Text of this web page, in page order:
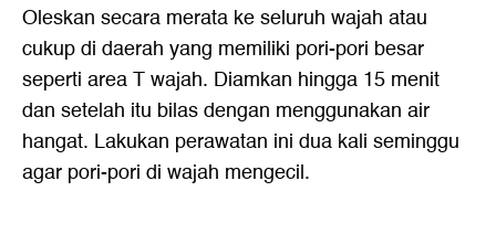
Oleskan secara merata ke seluruh wajah atau
cukup di daerah yang memiliki pori-pori besar
seperti area T wajah. Diamkan hingga 15 menit
dan setelah itu bilas dengan menggunakan air
hangat. Lakukan perawatan ini dua kali seminggu
agar pori-pori di wajah mengecil.